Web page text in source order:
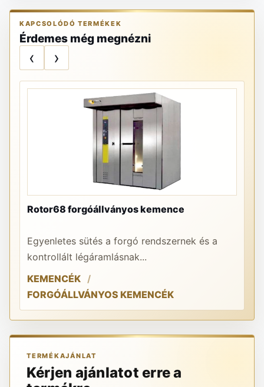
KAPCSOLÓDÓ TERMÉKEK
Érdemes még megnézni
‹ ›
Rotor68 forgóállványos kemence
Egyenletes sütés a forgó rendszernek és a
kontrollált légáramlásnak...
KEMENCÉK
FORGÓÁLLVÁNYOS KEMENCÉK
TERMÉKAJÁNLAT
Kérjen ajánlatot erre a